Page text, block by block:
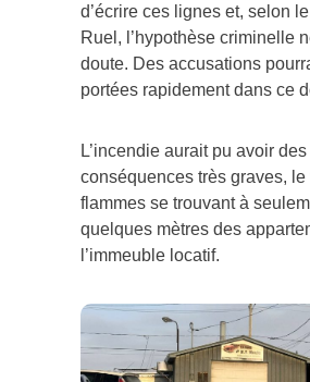
d’écrire ces lignes et, selon
Ruel, l’hypothèse criminelle
doute. Des accusations
portées rapidement dans ce
L’incendie aurait pu avoir des
conséquences très graves,
flammes se trouvant à
quelques mètres des
l’immeuble locatif.